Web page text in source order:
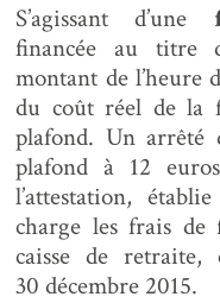
S’agissant d’une
financée au titre
montant de l’heure
du coût réel de la
plafond. Un arrêté
plafond à 12
l’attestation,
charge les frais
caisse de
30 décembre 2015.